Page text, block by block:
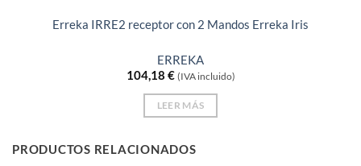
Erreka IRRE2 receptor con 2 Mandos Erreka Iris
ERREKA
104,18 € (IVA incluido)
LEER MÁS
PRODUCTOS RELACIONADOS